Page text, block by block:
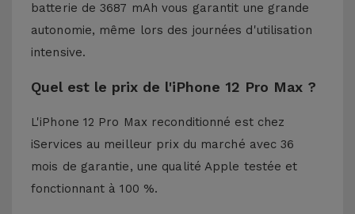
batterie de 3687 mAh vous garantit une grande
autonomie, même lors des journées d'utilisation
intensive.
Quel est le prix de l'iPhone 12 Pro Max ?
L'iPhone 12 Pro Max reconditionné est chez
iServices au meilleur prix du marché avec 36
mois de garantie, une qualité Apple testée et
fonctionnant à 100 %.